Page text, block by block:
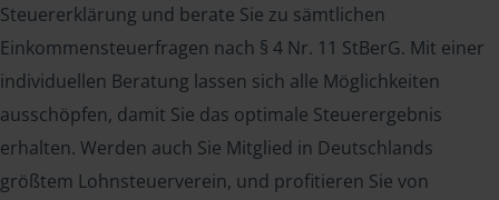
Steuererklärung und berate Sie zu sämtlichen
Einkommensteuerfragen nach § 4 Nr. 11 StBerG. Mit einer
individuellen Beratung lassen sich alle Möglichkeiten
ausschöpfen, damit Sie das optimale Steuerergebnis
erhalten. Werden auch Sie Mitglied in Deutschlands
größtem Lohnsteuerverein, und profitieren Sie von